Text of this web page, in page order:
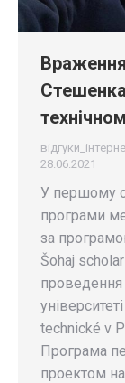
28.06.2021
У першому
програми
за
Šohaj
проведення
technické v
Програма
проектом